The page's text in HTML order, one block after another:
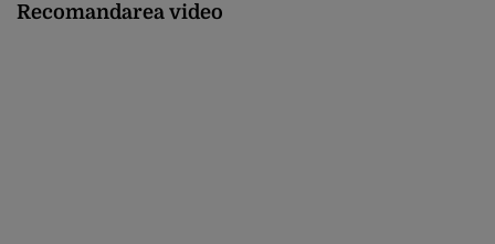
Recomandarea video